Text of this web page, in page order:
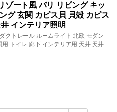
ゾート風 バリ リビング キッ
グ 玄関 カピス貝 貝殻 カピス
インテリア照明
クトレール ルームライト 北欧 モダン
トイレ 廊下 インテリア用 天井 天井